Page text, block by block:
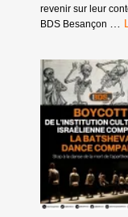
revenir sur leur
BDS Besançon